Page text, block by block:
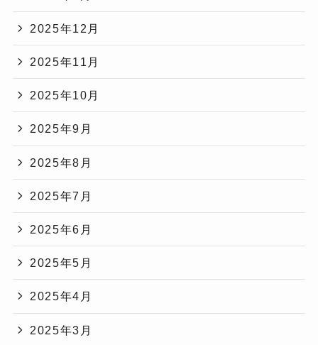
2025年12月
2025年11月
2025年10月
2025年9月
2025年8月
2025年7月
2025年6月
2025年5月
2025年4月
2025年3月